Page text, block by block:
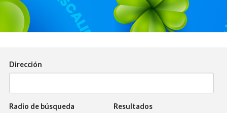
Dirección
Radio de búsqueda Resultados